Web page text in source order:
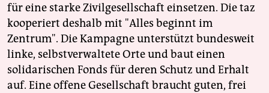
für eine starke Zivilgesellschaft einsetzen. Die taz
kooperiert deshalb mit "Alles beginnt im
Zentrum". Die Kampagne unterstützt bundesweit
linke, selbstverwaltete Orte und baut einen
solidarischen Fonds für deren Schutz und Erhalt
auf. Eine offene Gesellschaft braucht guten, frei